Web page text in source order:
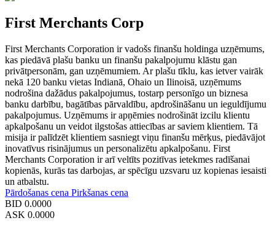
First Merchants Corp
First Merchants Corporation ir vadošs finanšu holdinga uzņēmums,
kas piedāvā plašu banku un finanšu pakalpojumu klāstu gan
privātpersonām, gan uzņēmumiem. Ar plašu tīklu, kas ietver vairāk
nekā 120 banku vietas Indianā, Ohaio un Ilinoisā, uzņēmums
nodrošina dažādus pakalpojumus, tostarp personīgo un biznesa
banku darbību, bagātības pārvaldību, apdrošināšanu un ieguldījumu
pakalpojumus. Uzņēmums ir apņēmies nodrošināt izcilu klientu
apkalpošanu un veidot ilgstošas attiecības ar saviem klientiem. Tā
misija ir palīdzēt klientiem sasniegt viņu finanšu mērķus, piedāvājot
inovatīvus risinājumus un personalizētu apkalpošanu. First
Merchants Corporation ir arī veltīts pozitīvas ietekmes radīšanai
kopienās, kurās tas darbojas, ar spēcīgu uzsvaru uz kopienas iesaisti
un atbalstu.
Pārdošanas cena Pirkšanas cena
BID 0.0000
ASK 0.0000